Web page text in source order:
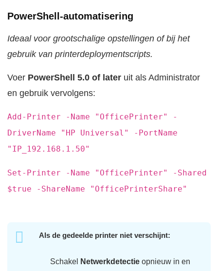
PowerShell-automatisering
Ideaal voor grootschalige opstellingen of bij het
gebruik van printerdeploymentscripts.
Voer PowerShell 5.0 of later uit als Administrator
en gebruik vervolgens:
Add-Printer -Name "OfficePrinter" -
DriverName "HP Universal" -PortName
"IP_192.168.1.50"
Set-Printer -Name "OfficePrinter" -Shared
$true -ShareName "OfficePrinterShare"
Als de gedeelde printer niet verschijnt:
Schakel Netwerkdetectie opnieuw in en